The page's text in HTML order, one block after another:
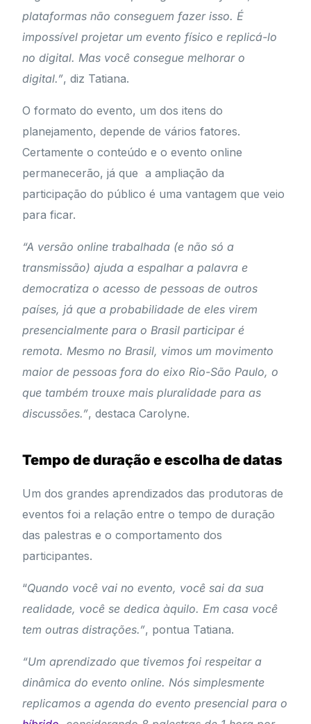
plataformas não conseguem fazer isso. É
impossível projetar um evento físico e replicá-lo
no digital. Mas você consegue melhorar o
digital.”, diz Tatiana.
O formato do evento, um dos itens do
planejamento, depende de vários fatores.
Certamente o conteúdo e o evento online
permanecerão, já que a ampliação da
participação do público é uma vantagem que veio
para ficar.
“A versão online trabalhada (e não só a
transmissão) ajuda a espalhar a palavra e
democratiza o acesso de pessoas de outros
países, já que a probabilidade de eles virem
presencialmente para o Brasil participar é
remota. Mesmo no Brasil, vimos um movimento
maior de pessoas fora do eixo Rio-São Paulo, o
que também trouxe mais pluralidade para as
discussões.”, destaca Carolyne.
Tempo de duração e escolha de datas
Um dos grandes aprendizados das produtoras de
eventos foi a relação entre o tempo de duração
das palestras e o comportamento dos
participantes.
“Quando você vai no evento, você sai da sua
realidade, você se dedica àquilo. Em casa você
tem outras distrações.”, pontua Tatiana.
“Um aprendizado que tivemos foi respeitar a
dinâmica do evento online. Nós simplesmente
replicamos a agenda do evento presencial para o